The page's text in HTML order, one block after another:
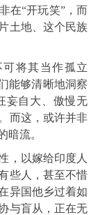
在“开玩笑”，而
土地、这个民族
将其当作孤立
能够清晰地洞察
妄自大、傲慢无
而这，或许并非
暗流。
，以嫁给印度人
些人，甚至不惜
异国他乡过着如
与盲从，正在无